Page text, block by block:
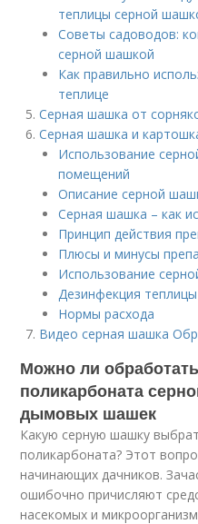
теплицы серной
Советы садоводов:
серной шашкой
Как правильно
теплице
Серная шашка от
Серная шашка и
Использование
помещений
Описание серной
Серная шашка – как
Принцип действия
Плюсы и минусы
Использование
Дезинфекция
Нормы расхода
Видео серная шашка
Можно ли
поликарбоната
дымовых шашек
Какую серную шашку
поликарбоната? Этот
начинающих дачников.
ошибочно причисляют
насекомых и